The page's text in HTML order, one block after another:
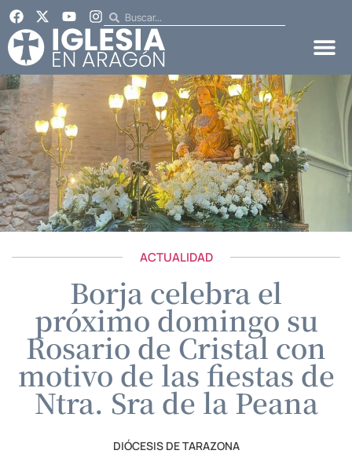
ACTUALIDAD
Borja celebra el
próximo domingo su
Rosario de Cristal con
motivo de las fiestas de
Ntra. Sra de la Peana
DIÓCESIS DE TARAZONA